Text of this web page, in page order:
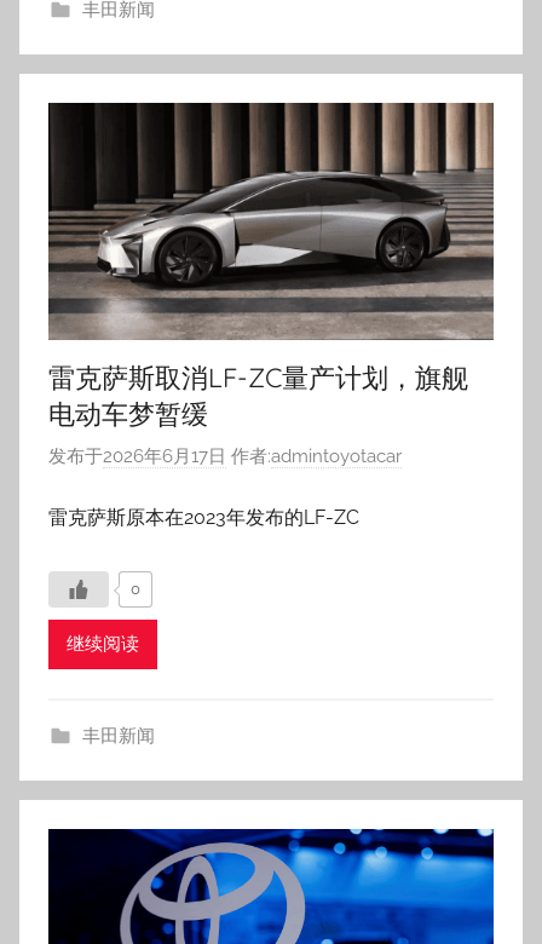
丰田新闻
雷克萨斯取消LF-ZC量产计划，旗舰
电动车梦暂缓
发布于2026年6月17日 作者:admintoyotacar
雷克萨斯原本在2023年发布的LF-ZC
0
继续阅读
丰田新闻